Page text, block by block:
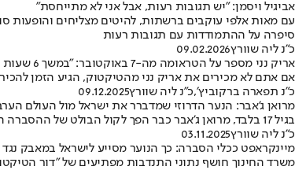
אביגיל ויסמן: "יש תגובות רעות, אבל אני לא מתייחסת"
סיפרה על ההתמודדות עם תגובות רעות
כ״נ ליה שוורץ09.02.2026
אריק נני מספר על הטראומה מה-7 באוקטובר: ״במשך 6 שעות ברחנו"
אם אתם לא מכירים את אריק נני מהטיקטוק, הגיע הזמן
כ"נ תפארה ברקוביץ׳,כ״נ ליה שוורץ09.12.2025
מרואן ג'אבר: הנער הדרוזי שמדברר את ישראל מול העולם
בגיל 17 בלבד, מרואן ג'אבר כבר הפך לקול הבולט של ההסברה הישראלית בערבית • הוא מתמודד עם איומים, בגרויות ולימודים - ולא מוותר על המשימה להציג את ישראל כפי שהוא רואה אותה
כ״נ ליה שוורץ03.11.2025
מיינקראפט ככלי הסברה: כך הנוער מסייע לישראל במאבק
משרד החינוך חושף נתוני התנדבות מפתיעים של "דור